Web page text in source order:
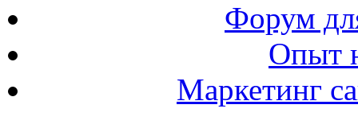
Форум
Опыт
Маркетинг